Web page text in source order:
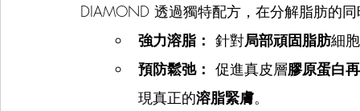
DIAMOND 透過獨特配方，在分解脂肪的
強力溶脂： 針對局部頑固脂肪細
預防鬆弛： 促進真皮層膠原蛋白
現真正的溶脂緊膚。